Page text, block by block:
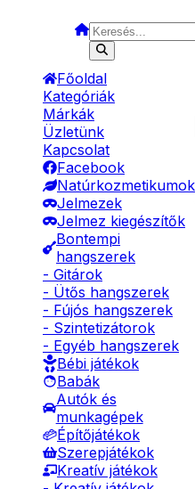
Főoldal
Kategóriák
Márkák
Üzletünk
Kapcsolat
Facebook
Natúrkozmetikumok
Jelmezek
Jelmez kiegészítők
Bontempi
hangszerek
- Gitárok
- Ütős hangszerek
- Fújós hangszerek
- Szintetizátorok
- Egyéb hangszerek
Bébi játékok
Babák
Autók és
munkagépek
Építőjátékok
Szerepjátékok
Kreatív játékok